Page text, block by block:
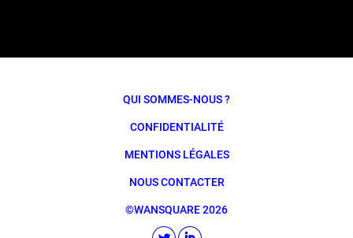
QUI SOMMES-NOUS ?
CONFIDENTIALITÉ
MENTIONS LÉGALES
NOUS CONTACTER
©WANSQUARE 2026